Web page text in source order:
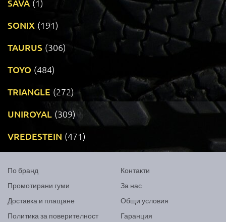
SAVA (1)
SONIX (191)
TAURUS (306)
TOYO (484)
TRIANGLE (272)
UNIROYAL (309)
VREDESTEIN (471)
По бранд
Промотирани гуми
Доставка и плащане
Политика за поверителност
Контакти
За нас
Общи условия
Гаранция